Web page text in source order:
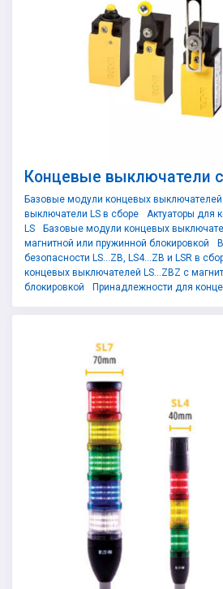
Концевые выключатели
Базовые модули концевых выключателей
выключатели LS в сборе
Актуаторы для
LS
Базовые модули концевых
магнитной или пружинной блокировкой
безопасности LS...ZB, LS4...ZB и LSR в
концевых выключателей LS...ZBZ с
блокировкой
Принадлежности для